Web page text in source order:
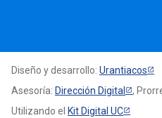
Diseño y desarrollo: Urantiacos
Asesoría: Dirección Digital
,
Utilizando el Kit Digital UC